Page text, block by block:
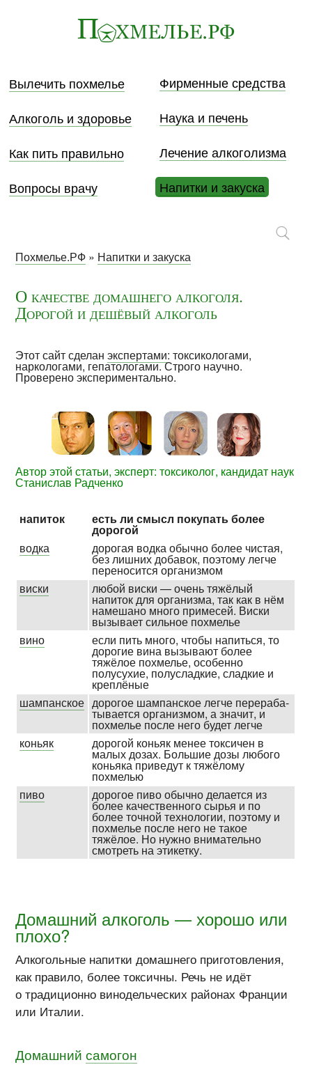
Вылечить похмелье
Фирменные средства
Алкоголь и здоровье
Наука и печень
Как пить правильно
Лечение алкоголизма
Вопросы врачу
Напитки и закуска
Похмелье.РФ » Напитки и закуска
О качестве домашнего алкоголя.
Дорогой и дешёвый алкоголь
Этот сайт сделанэкспертами: токсикологами,
наркологами, гепатологами. Строго научно.
Проверено экспериментально.
Автор этой статьи, эксперт: токсиколог, кандидат наук
Станислав Радченко
напиток есть ли смысл покупать более
дорогой
водка
дорогая водка обычно более чистая,
без лишних добавок, поэтому легче
пере­носится орга­низмом
виски
любой виски — очень тяжёлый
напиток для организма, так как в нём
намешано много примесей. Виски
вызывает сильное похмелье
вино
если пить много, чтобы напиться, то
дорогие вина вызывают более
тяжёлое похмелье, особенно
полусухие, полу­сладкие, сладкие и
креплёные
шампанское дорогое шампанское легче перераба­
тывается организмом, а значит, и
похмелье после него будет легче
коньяк
дорогой коньяк менее токсичен в
малых дозах. Большие дозы любого
коньяка приведут к тяжёлому
похмелью
пиво
дорогое пиво обычно делается из
более качест­венного сырья и по
более точной техно­логии, поэтому и
похмелье после него не такое
тяжёлое. Но нужно внима­тельно
смотреть на этикетку.
Домашний алкоголь — хорошо или
плохо?
Алкогольные напитки домашнего приготовления,
как правило, более токсичны. Речь не идёт
о традиционно винодельческих районах Франции
или Италии.
Домашнийсамогон